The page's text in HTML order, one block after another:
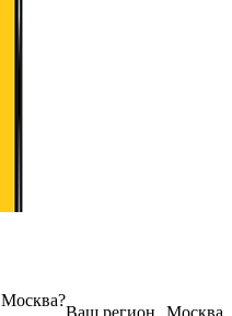
Москва
Ваш регион
Москва?